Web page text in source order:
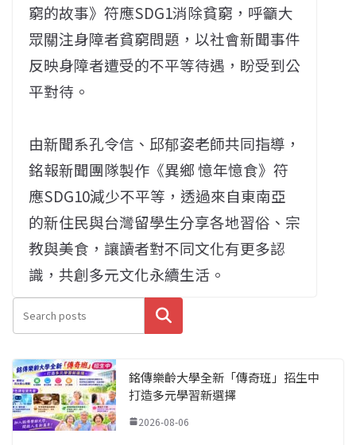
窮的故事》符應SDG1消除貧窮，呼籲大
眾關注身障者貧窮問題，以社會新聞事件
反映身障者遭受的不平等待遇，盼受到公
平對待。
由新聞系孔令信、邱郁姿老師共同指導，
銘報新聞團隊製作《異鄉 憶年憶食》符
應SDG10減少不平等，透過來自東南亞
的新住民與台灣留學生分享各地習俗、宗
教與美食，讓讀者對不同文化有更多認
識，共創多元文化永續生活。
搜尋
銘傳樂齡大學全新「傳奇班」招生中
打造多元學習新選擇
2026-08-06